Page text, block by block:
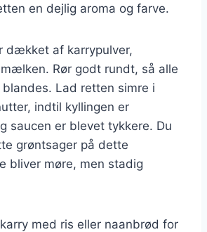
en dejlig aroma og farve.
dækket af karrypulver,
Rør godt rundt, så alle
Lad retten simre i
indtil kyllingen er
saucen er blevet tykkere. Du
grøntsager på dette
bliver møre, men stadig
med ris eller naanbrød for